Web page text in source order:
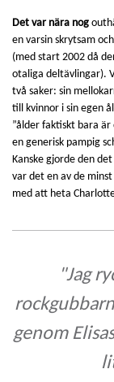
Det var nära nog
en varsin skrytsam
(med start 2002 då
otaliga deltävlingar).
två saker: sin
till kvinnor i sin egen
”ålder faktiskt bara är
en generisk pampig
Kanske gjorde den
var det en av de
med att heta
"Jag
genom